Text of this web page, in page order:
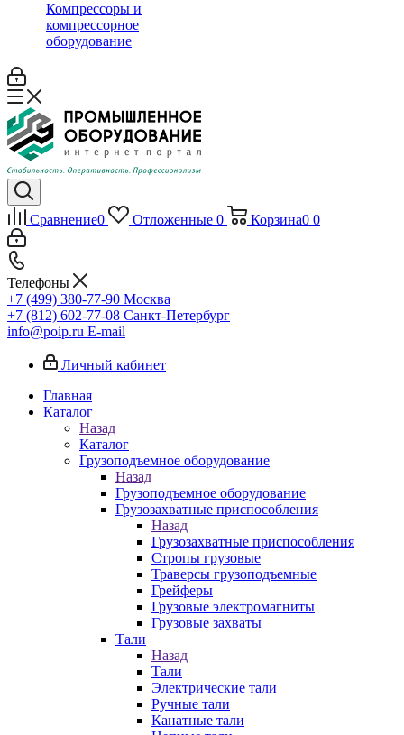
Компрессоры и
компрессорное
оборудование
Сравнение0 Отложенные 0 Корзина0 0
Телефоны
+7 (499) 380-77-90 Москва
+7 (812) 602-77-08 Санкт-Петербург
info@poip.ru E-mail
Личный кабинет
Главная
Каталог
Назад
Каталог
Грузоподъемное оборудование
Назад
Грузоподъемное оборудование
Грузозахватные приспособления
Назад
Грузозахватные приспособления
Стропы грузовые
Траверсы грузоподъемные
Грейферы
Грузовые электромагниты
Грузовые захваты
Тали
Назад
Тали
Электрические тали
Ручные тали
Канатные тали